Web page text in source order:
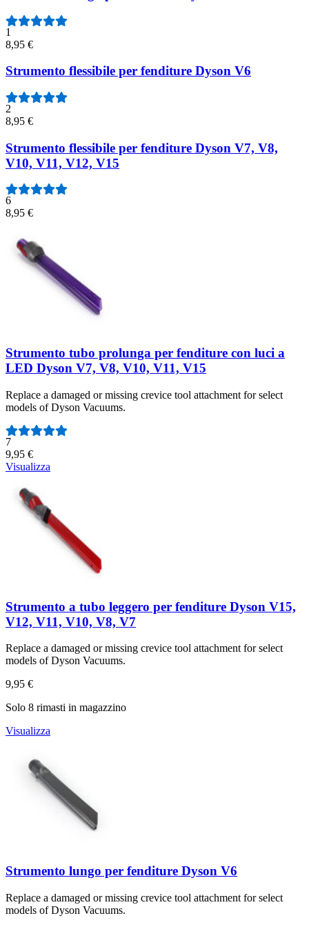
1
8,95 €
Strumento flessibile per fenditure Dyson V6
2
8,95 €
Strumento flessibile per fenditure Dyson V7, V8,
V10, V11, V12, V15
6
8,95 €
Strumento tubo prolunga per fenditure con luci a
LED Dyson V7, V8, V10, V11, V15
Replace a damaged or missing crevice tool attachment for select
models of Dyson Vacuums.
Numero di recensioni:
7
9,95 €
Visualizza
Strumento a tubo leggero per fenditure Dyson V15,
V12, V11, V10, V8, V7
Replace a damaged or missing crevice tool attachment for select
models of Dyson Vacuums.
9,95 €
Solo 8 rimasti in magazzino
Visualizza
Strumento lungo per fenditure Dyson V6
Replace a damaged or missing crevice tool attachment for select
models of Dyson Vacuums.